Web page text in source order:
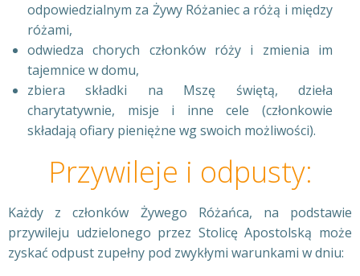
odpowiedzialnym za Żywy Różaniec a różą i między
różami,
odwiedza chorych członków róży i zmienia im
tajemnice w domu,
zbiera składki na Mszę świętą, dzieła
charytatywnie, misje i inne cele (członkowie
składają ofiary pieniężne wg swoich możliwości).
Przywileje i odpusty:
Każdy z członków Żywego Różańca, na podstawie
przywileju udzielonego przez Stolicę Apostolską może
zyskać odpust zupełny pod zwykłymi warunkami w dniu: